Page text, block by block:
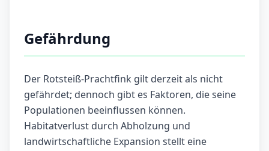
Gefährdung
Der Rotsteiß-Prachtfink gilt derzeit als nicht
gefährdet; dennoch gibt es Faktoren, die seine
Populationen beeinflussen können.
Habitatverlust durch Abholzung und
landwirtschaftliche Expansion stellt eine